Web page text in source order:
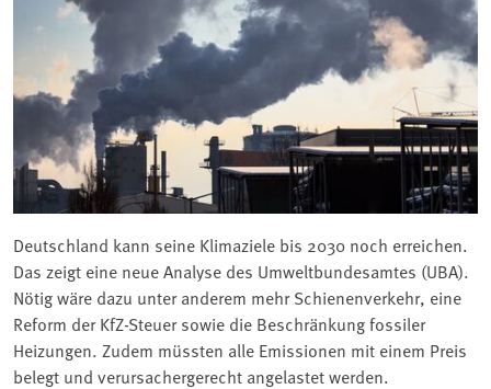
Deutschland kann seine Klimaziele bis 2030 noch erreichen.
Das zeigt eine neue Analyse des Umweltbundesamtes (UBA).
Nötig wäre dazu unter anderem mehr Schienenverkehr, eine
Reform der KfZ-Steuer sowie die Beschränkung fossiler
Heizungen. Zudem müssten alle Emissionen mit einem Preis
belegt und verursachergerecht angelastet werden.